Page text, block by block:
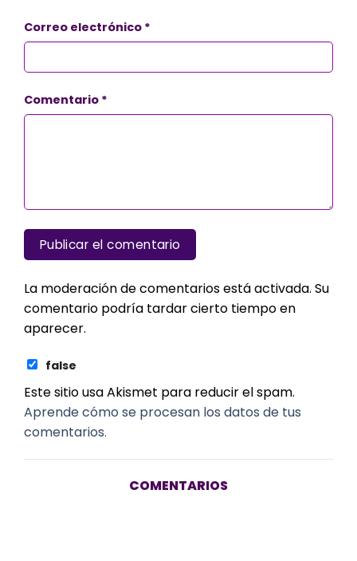
Correo electrónico *
Comentario *
La moderación de comentarios está activada. Su
comentario podría tardar cierto tiempo en
aparecer.
false
Este sitio usa Akismet para reducir el spam.
Aprende cómo se procesan los datos de tus
comentarios.
COMENTARIOS